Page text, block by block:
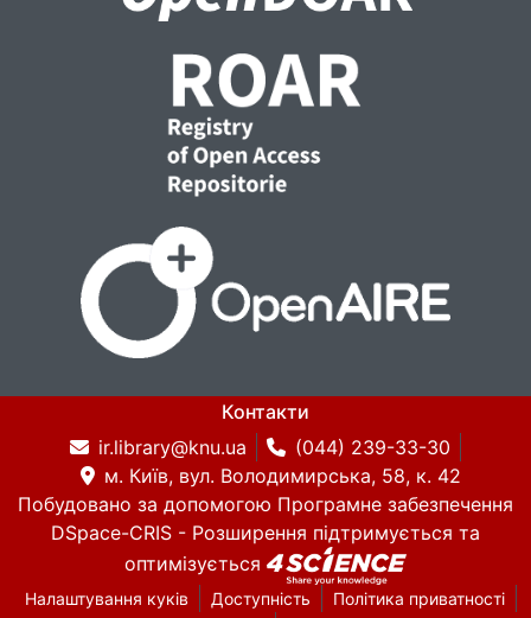
Контакти
ir.library@knu.ua
(044) 239-33-30
м. Київ, вул. Володимирська, 58, к. 42
Побудовано за допомогою Програмне забезпечення
DSpace-CRIS - Розширення підтримується та
оптимізується
Налаштування куків Доступність
Політика приватності